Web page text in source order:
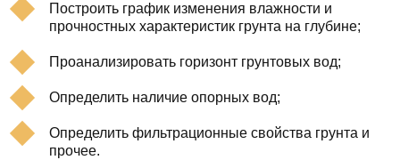
Построить график изменения влажности и
прочностных характеристик грунта на глубине;
Проанализировать горизонт грунтовых вод;
Определить наличие опорных вод;
Определить фильтрационные свойства грунта и
прочее.